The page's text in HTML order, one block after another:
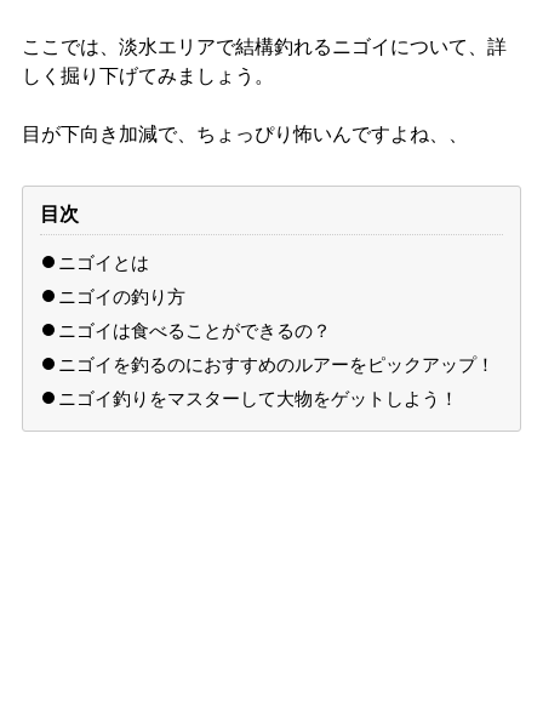
ここでは、淡水エリアで結構釣れるニゴイについて、詳
しく掘り下げてみましょう。
目が下向き加減で、ちょっぴり怖いんですよね、、
目次
ニゴイとは
ニゴイの釣り方
ニゴイは食べることができるの？
ニゴイを釣るのにおすすめのルアーをピックアップ！
ニゴイ釣りをマスターして大物をゲットしよう！